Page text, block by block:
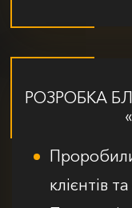
РОЗРОБКА
клієнтів